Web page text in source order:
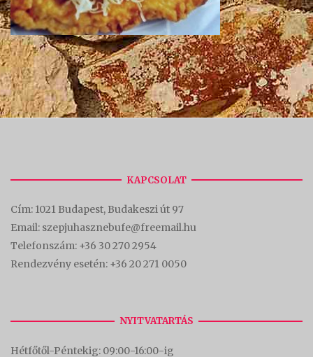
KAPCSOLAT
Cím: 1021 Budapest, Budakeszi út 97
Email: szepjuhasznebufe@freemail.hu
Telefonszám: +36 30 270 2954
Rendezvény esetén: +36 20 271 0050
NYITVATARTÁS
Hétfőtől-Péntekig: 09:00-16:00-ig